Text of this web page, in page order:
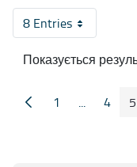
8 EntriesНа сторінку
Показується
Попередні сторінка
Сторінка
1 ...
Проміжні
4 5